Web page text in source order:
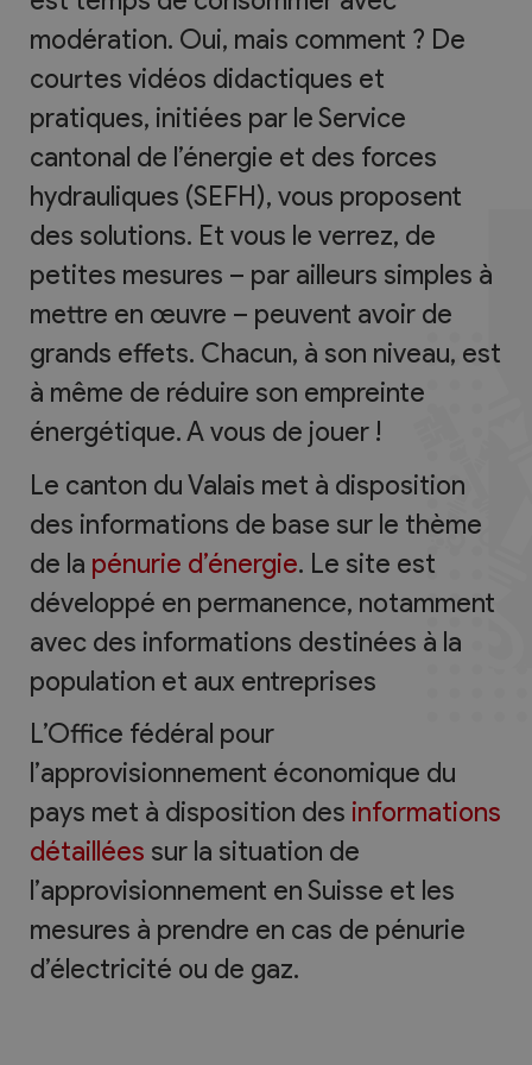
modération. Oui, mais comment ? De
courtes vidéos didactiques et
pratiques, initiées par le Service
cantonal de l’énergie et des forces
hydrauliques (SEFH), vous proposent
des solutions. Et vous le verrez, de
petites mesures – par ailleurs simples à
mettre en œuvre – peuvent avoir de
grands effets. Chacun, à son niveau, est
à même de réduire son empreinte
énergétique. A vous de jouer !
Le canton du Valais met à disposition
des informations de base sur le thème
de la pénurie d’énergie. Le site est
développé en permanence, notamment
avec des informations destinées à la
population et aux entreprises
L’Office fédéral pour
l’approvisionnement économique du
pays met à disposition des informations
détaillées sur la situation de
l’approvisionnement en Suisse et les
mesures à prendre en cas de pénurie
d’électricité ou de gaz.